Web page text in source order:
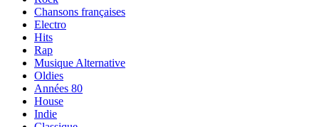
Chansons françaises
Electro
Hits
Rap
Musique Alternative
Oldies
Années 80
House
Indie